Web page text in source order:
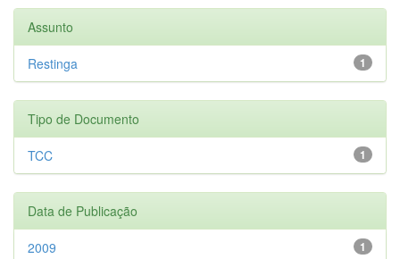
Assunto
1
Restinga
Tipo de Documento
1
TCC
Data de Publicação
1
2009